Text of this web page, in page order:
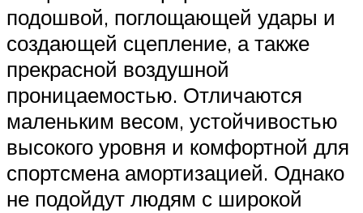
подошвой, поглощающей удары и
создающей сцепление, а также
прекрасной воздушной
проницаемостью. Отличаются
маленьким весом, устойчивостью
высокого уровня и комфортной для
спортсмена амортизацией. Однако
не подойдут людям с широкой